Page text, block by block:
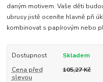
daným motivem. Vaše děti
ubrusy jistě oceníte hlavně při
kombinovat s papírovým nebo
Dostupnost
Skladem
Cena před
slevou
105,27 Kč